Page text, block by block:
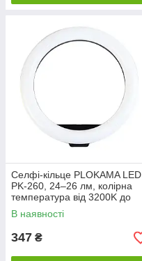
Селфі-кільце PLOKAMA LED
PK-260, 24–26 лм, колірна
температура від 3200K до
6500K, чорне
В наявності
347 ₴